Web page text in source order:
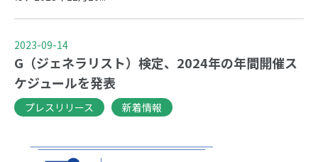
2023-09-14
G（ジェネラリスト）検定、2024年の年間開催ス
ケジュールを発表
プレスリリース 新着情報